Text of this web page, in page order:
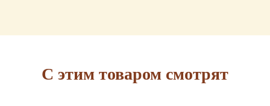
С этим товаром смотрят